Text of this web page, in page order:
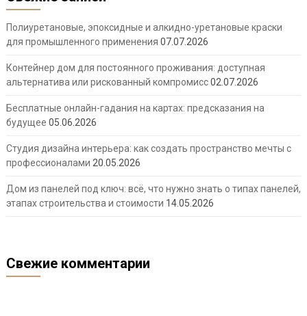
Полиуретановые, эпоксидные и алкидно-уретановые краски
для промышленного применения 07.07.2026
Контейнер дом для постоянного проживания: доступная
альтернатива или рискованный компромисс02.07.2026
Бесплатные онлайн-гадания на картах: предсказания на
будущее 05.06.2026
Студия дизайна интерьера: как создать пространство мечты с
профессионалами 20.05.2026
Дом из панелей под ключ: всё, что нужно знать о типах панелей,
этапах строительства и стоимости 14.05.2026
Свежие комментарии